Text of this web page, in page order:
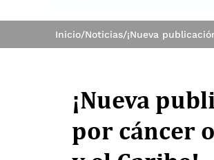
Inicio/Noticias/
¡Nueva
por cáncer